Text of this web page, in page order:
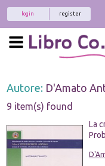
register
login
Autore: D'Amato
9 item(s) found
La